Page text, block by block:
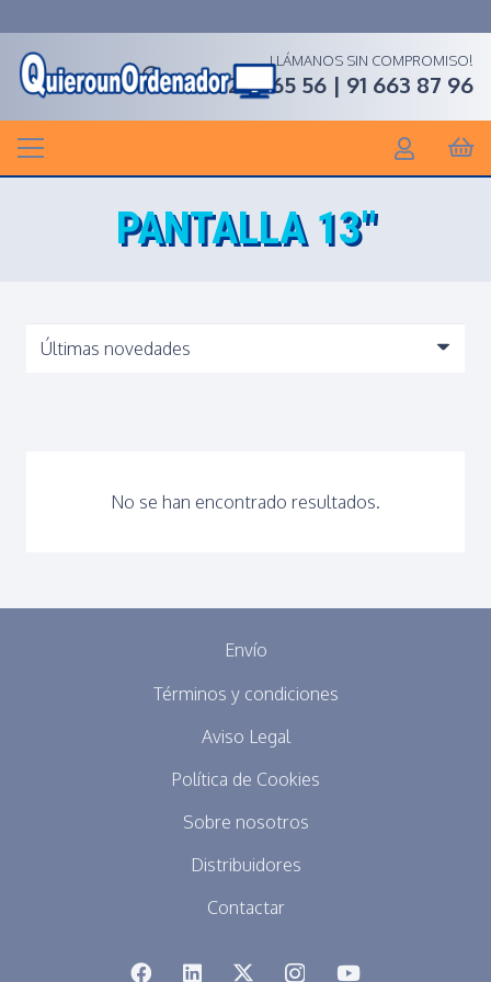
LLÁMANOS SIN COMPROMISO!
91 268 65 56 | 91 663 87 96
PANTALLA 13″
No se han encontrado resultados.
Envío
Términos y condiciones
Aviso Legal
Política de Cookies
Sobre nosotros
Distribuidores
Contactar